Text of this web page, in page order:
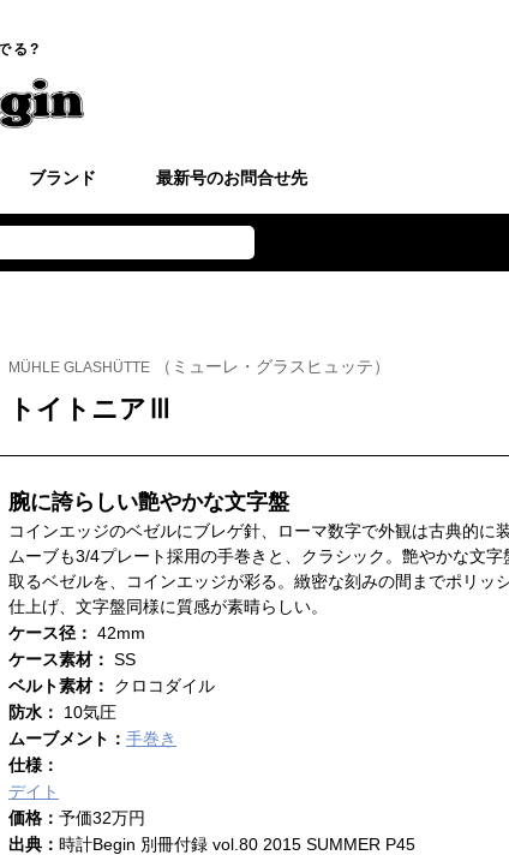
る?
ブランド 最新号のお問合せ先
MÜHLE GLASHÜTTE （ミューレ・グラスヒュッテ）
トイトニアⅢ
腕に誇らしい艶やかな文字盤
コインエッジのベゼルにブレゲ針、ローマ数字で外観は古典的に装
ムーブも3/4プレート採用の手巻きと、クラシック。艶やかな文字
取るベゼルを、コインエッジが彩る。緻密な刻みの間までポリッ
仕上げ、文字盤同様に質感が素晴らしい。
ケース径： 42mm
ケース素材： SS
ベルト素材： クロコダイル
防水： 10気圧
ムーブメント： 手巻き
仕様：
デイト
価格： 予価32万円
出典： 時計Begin 別冊付録 vol.80 2015 SUMMER P45